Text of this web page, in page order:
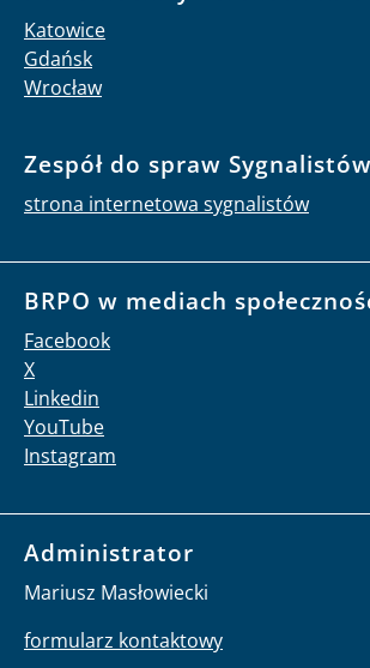
Katowice
Gdańsk
Wrocław
Zespół do spraw Sygnalistów
strona internetowa sygnalistów
BRPO w mediach
Facebook
X
Linkedin
YouTube
Instagram
Administrator
Mariusz Masłowiecki
formularz kontaktowy